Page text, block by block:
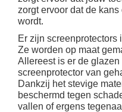
zorgt ervoor dat de
wordt.
Er zijn screenprotectors
Ze worden op maat
Allereest is er de
screenprotector van
Dankzij het stevige
beschermd tegen
vallen of ergens